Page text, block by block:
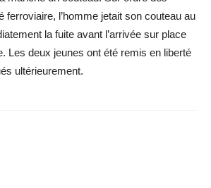
ferroviaire, l’homme jetait son couteau au
la fuite avant l’arrivée sur place
Les deux jeunes ont été remis en liberté
ultérieurement.